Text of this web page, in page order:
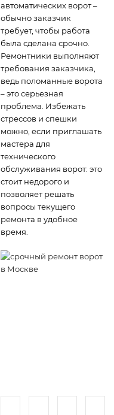
автоматических ворот –
обычно заказчик
требует, чтобы работа
была сделана срочно.
Ремонтники выполняют
требования заказчика,
ведь поломанные ворота
– это серьезная
проблема. Избежать
стрессов и спешки
можно, если приглашать
мастера для
технического
обслуживания ворот: это
стоит недорого и
позволяет решать
вопросы текущего
ремонта в удобное
время.